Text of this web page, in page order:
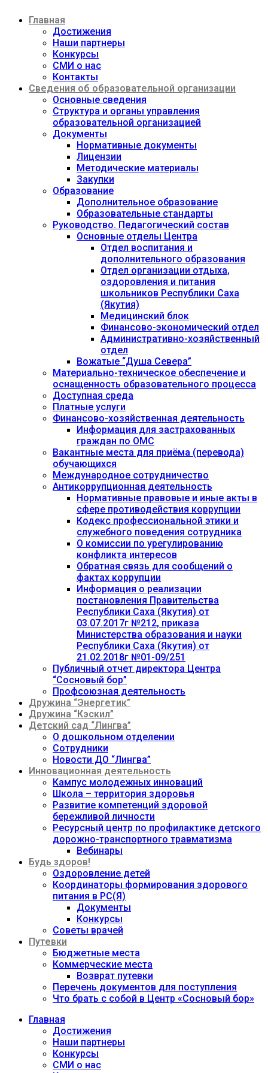
содержимому
Главная
Достижения
Наши партнеры
Конкурсы
СМИ о нас
Контакты
Сведения об образовательной организации
Основные сведения
Структура и органы управления
образовательной организацией
Документы
Нормативные документы
Лицензии
Методические материалы
Закупки
Образование
Дополнительное образование
Образовательные стандарты
Руководство. Педагогический состав
Основные отделы Центра
Отдел воспитания и
дополнительного образования
Отдел организации отдыха,
оздоровления и питания
школьников Республики Саха
(Якутия)
Медицинский блок
Финансово-экономический отдел
Административно-хозяйственный
отдел
Вожатые “Душа Севера”
Материально-техническое обеспечение и
оснащенность образовательного процесса
Доступная среда
Платные услуги
Финансово-хозяйственная деятельность
Информация для застрахованных
граждан по ОМС
Вакантные места для приёма (перевода)
обучающихся
Международное сотрудничество
Антикоррупционная деятельность
Нормативные правовые и иные акты в
сфере противодействия коррупции
Кодекс профессиональной этики и
служебного поведения сотрудника
О комиссии по урегулированию
конфликта интересов
Обратная связь для сообщений о
фактах коррупции
Информация о реализации
постановления Правительства
Республики Саха (Якутия) от
03.07.2017г №212, приказа
Министерства образования и науки
Республики Саха (Якутия) от
21.02.2018г №01-09/251
Публичный отчет директора Центра
“Сосновый бор”
Профсоюзная деятельность
Дружина “Энергетик”
Дружина “Кэскил”
Детский сад “Лингва”
О дошкольном отделении
Сотрудники
Новости ДО “Лингва”
Инновационная деятельность
Кампус молодежных инноваций
Школа – территория здоровья
Развитие компетенций здоровой
бережливой личности
Ресурсный центр по профилактике детского
дорожно-транспортного травматизма
Вебинары
Будь здоров!
Оздоровление детей
Координаторы формирования здорового
питания в РС(Я)
Документы
Конкурсы
Советы врачей
Путевки
Бюджетные места
Коммерческие места
Возврат путевки
Перечень документов для поступления
Что брать с собой в Центр «Сосновый бор»
Главная
Достижения
Наши партнеры
Конкурсы
СМИ о нас